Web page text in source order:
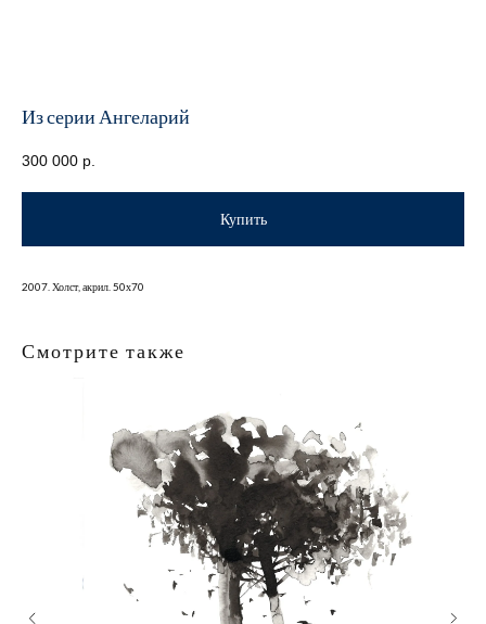
Из серии Ангеларий
300 000 р.
Купить
2007. Холст, акрил. 50х70
Смотрите также